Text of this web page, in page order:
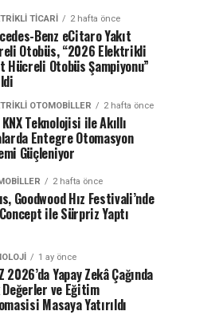
TICARI 2 hafta önce
Benz eCitaro Yakıt
Otobüs, “2026 Elektrikli
Hücreli Otobüs Şampiyonu”
OTOMOBILLER 2 hafta önce
Teknolojisi ile Akıllı
Entegre Otomasyon
Güçleniyor
2 hafta önce
Goodwood Hız Festivali’nde
ile Sürpriz Yaptı
1 ay önce
2026’da Yapay Zekâ Çağında
ve Eğitim
Masaya Yatırıldı